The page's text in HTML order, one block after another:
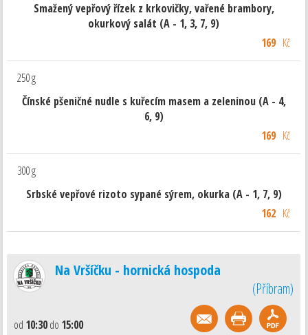
Smažený vepřový řízek z krkovičky, vařené brambory,
okurkový salát (A - 1, 3, 7, 9)
169Kč
250 g
Čínské pšeničné nudle s kuřecím masem a zeleninou (A - 4,
6, 9)
169Kč
300 g
Srbské vepřové rizoto sypané sýrem, okurka (A - 1, 7, 9)
162 Kč
Na Vršíčku - hornická hospoda
(Příbram)
od 10:30do 15:00